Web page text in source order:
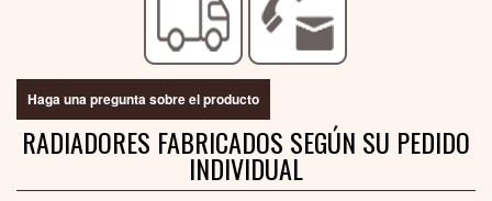
Haga una pregunta sobre el producto
RADIADORES FABRICADOS SEGÚN SU PEDIDO
INDIVIDUAL